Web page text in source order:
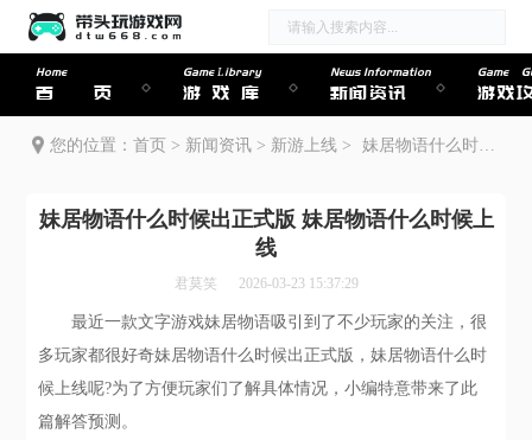
Home
首页
Game Library
游戏库
News Information
新闻资讯
Game
游戏
您的位置：首页 > 新闻资讯 > 新游上线 > 妹居物语什么时候出正式版 妹居物语什么时候上线
妹居物语什么时候出正式版 妹居物语什么时候上
线
君莫笑 2026-03-23 15:37:29
最近一款文字游戏妹居物语吸引到了不少玩家的关注，很
多玩家都很好奇妹居物语什么时候出正式版，妹居物语什么时
候上线呢?为了方便玩家们了解具体情况，小编特意带来了此
篇解答预测。